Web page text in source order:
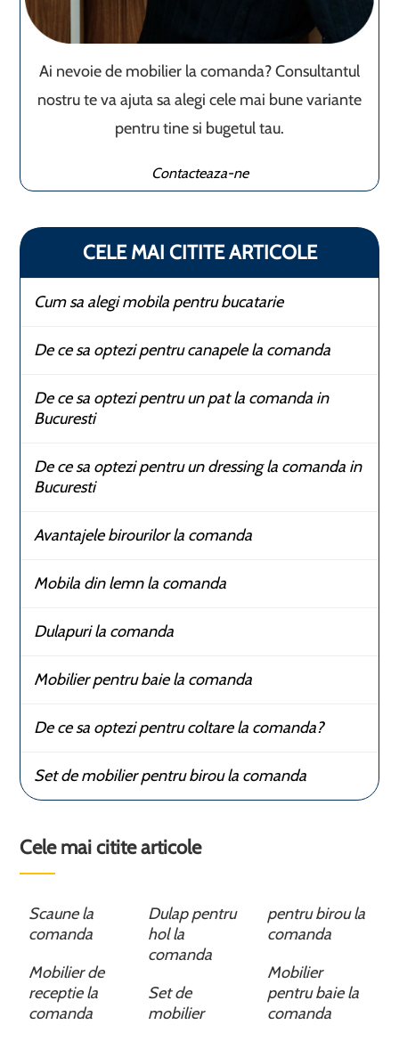
Ai nevoie de mobilier la comanda? Consultantul
nostru te va ajuta sa alegi cele mai bune variante
pentru tine si bugetul tau.
Contacteaza-ne
CELE MAI CITITE ARTICOLE
Cum sa alegi mobila pentru bucatarie
De ce sa optezi pentru canapele la comanda
De ce sa optezi pentru un pat la comanda in
Bucuresti
De ce sa optezi pentru un dressing la comanda in
Bucuresti
Avantajele birourilor la comanda
Mobila din lemn la comanda
Dulapuri la comanda
Mobilier pentru baie la comanda
De ce sa optezi pentru coltare la comanda?
Set de mobilier pentru birou la comanda
Cele mai citite articole
Scaune la
comanda
Mobilier de
receptie la
comanda
Dulap pentru
hol la
comanda
Set de
mobilier
pentru birou la
comanda
Mobilier
pentru baie la
comanda